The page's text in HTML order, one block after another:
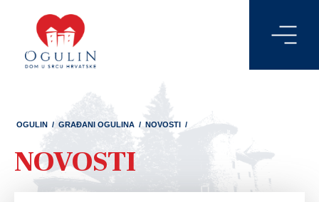
OGULIN / GRAĐANI OGULINA / NOVOSTI /
NOVOSTI